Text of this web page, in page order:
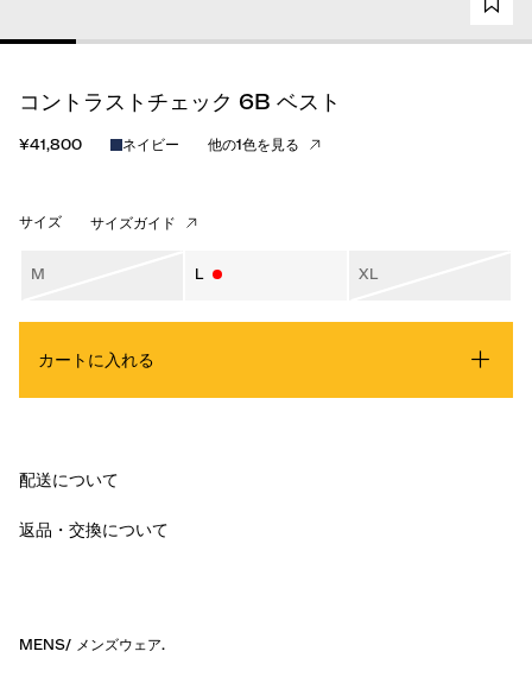
コントラストチェック 6B ベスト
¥41,800 ネイビー 他の1色を見る
サイズ サイズガイド
M L XL
カートに入れる
配送について
返品・交換について
MENS/ メンズウェア.